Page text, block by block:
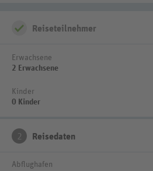
Reiseteilnehmer
Erwachsene
2 Erwachsene
Kinder
0 Kinder
2 Reisedaten
Abflughafen